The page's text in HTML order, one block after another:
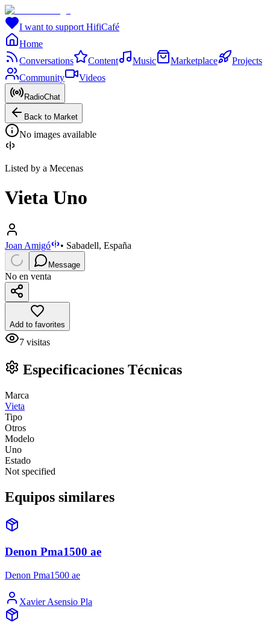
I want to support HifiCafé
Home
Conversations
Content Music Marketplace
Projects
Community
Videos
RadioChat
Back to Market
No images available
Listed by a Mecenas
Vieta Uno
Joan Amigó • Sabadell, España
Message
No en venta
Add to favorites
7 visitas
Especificaciones Técnicas
Marca
Vieta
Tipo
Otros
Modelo
Uno
Estado
Not specified
Equipos similares
Denon Pma1500 ae
Denon Pma1500 ae
Xavier Asensio Pla